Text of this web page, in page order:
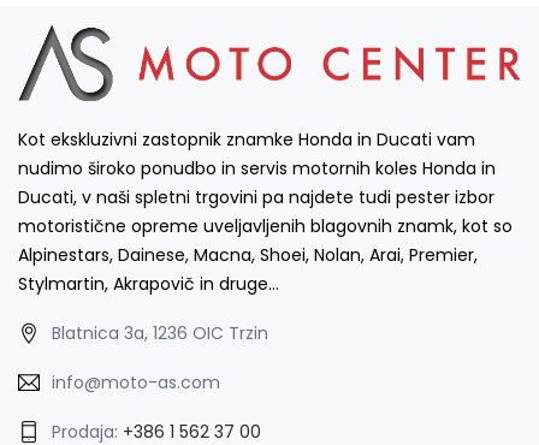
Kot ekskluzivni zastopnik znamke Honda in Ducati vam
nudimo široko ponudbo in servis motornih koles Honda in
Ducati, v naši spletni trgovini pa najdete tudi pester izbor
motoristične opreme uveljavljenih blagovnih znamk, kot so
Alpinestars, Dainese, Macna, Shoei, Nolan, Arai, Premier,
Stylmartin, Akrapovič in druge…
Blatnica 3a, 1236 OIC Trzin
info@moto-as.com
Prodaja: +386 1 562 37 00